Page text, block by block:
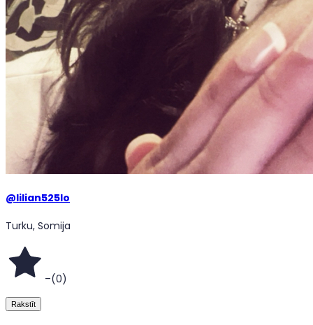
@lilian525lo
Turku, Somija
–(0)
Rakstīt